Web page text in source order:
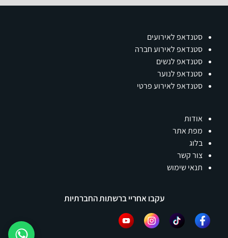
סטנדאפ לאירועים
סטנדאפ לאירוע חברה
סטנדאפ לנשים
סטנדאפ לנוער
סטנדאפ לאירוע פרטי
אודות
מפת אתר
בלוג
צור קשר
תנאי שימוש
עקבו אחריי ברשתות החברתיות